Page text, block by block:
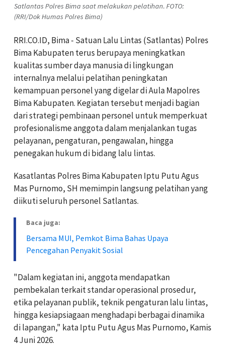
Satlantas Polres Bima saat melakukan pelatihan. FOTO:
(RRI/Dok Humas Polres Bima)
RRI.CO.ID, Bima - Satuan Lalu Lintas (Satlantas) Polres
Bima Kabupaten terus berupaya meningkatkan
kualitas sumber daya manusia di lingkungan
internalnya melalui pelatihan peningkatan
kemampuan personel yang digelar di Aula Mapolres
Bima Kabupaten. Kegiatan tersebut menjadi bagian
dari strategi pembinaan personel untuk memperkuat
profesionalisme anggota dalam menjalankan tugas
pelayanan, pengaturan, pengawalan, hingga
penegakan hukum di bidang lalu lintas.
Kasatlantas Polres Bima Kabupaten Iptu Putu Agus
Mas Purnomo, SH memimpin langsung pelatihan yang
diikuti seluruh personel Satlantas.
Baca juga:
Bersama MUI, Pemkot Bima Bahas Upaya
Pencegahan Penyakit Sosial
"Dalam kegiatan ini, anggota mendapatkan
pembekalan terkait standar operasional prosedur,
etika pelayanan publik, teknik pengaturan lalu lintas,
hingga kesiapsiagaan menghadapi berbagai dinamika
di lapangan," kata Iptu Putu Agus Mas Purnomo, Kamis
4 Juni 2026.